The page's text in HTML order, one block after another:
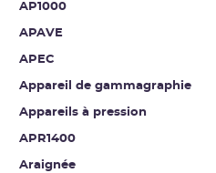
AP1000
APAVE
APEC
Appareil de gammagraphie
Appareils à pression
APR1400
Araignée